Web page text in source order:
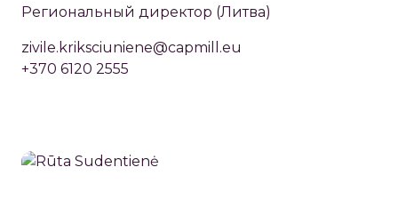
Региональный директор (Литва)
zivile.kriksciuniene@capmill.eu
+370 6120 2555